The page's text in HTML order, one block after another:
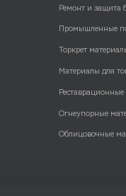
Ремонт и защита
Промышленные
Торкрет
Материалы для
Огнеупорные
Облицовочные